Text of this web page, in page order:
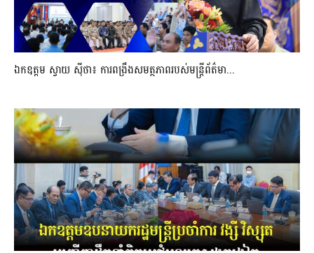
ឯកឧត្តម ស្វាយ ស៊ីថា៖ ការពង្រឹងសមត្ថភាពរបស់មន្ត្រីព័ត៌មា...